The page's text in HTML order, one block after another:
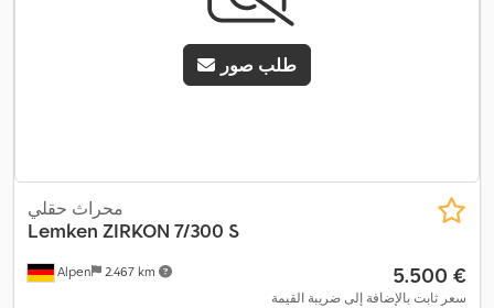
طلب صور
Alpen 2.467 km
محراث حقلي
Lemken ZIRKON 7/300 S
‏5.500 €
سعر ثابت بالإضافة إلى ضريبة القيمة